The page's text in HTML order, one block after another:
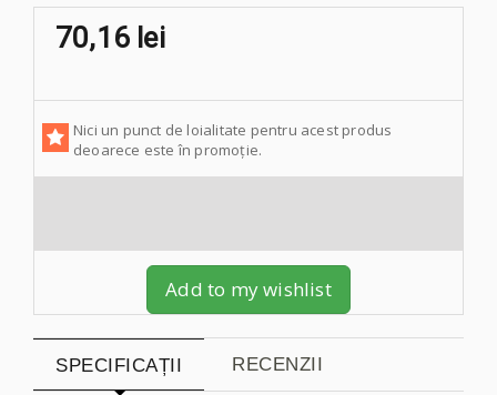
70,16 lei
Nici un punct de loialitate pentru acest produs
deoarece este în promoție.
Add to my wishlist
SPECIFICAȚII RECENZII